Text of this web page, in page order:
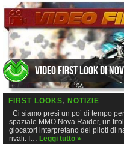
Video First Look di
FIRST LOOKS, NOTIZIE
Ci siamo presi un po’ di tempo
spaziale MMO Nova Raider, un
giocatori interpretano dei piloti di
rivali. I… Leggi tutto »